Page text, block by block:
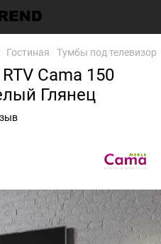
Гостиная Тумбы под телевизор
Cama 150
Глянец